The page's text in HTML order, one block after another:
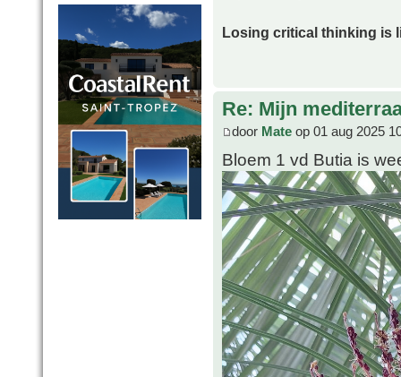
Losing critical thinking is
Re: Mijn
door Mate op 01 aug 2025
Bloem 1 vd Butia is